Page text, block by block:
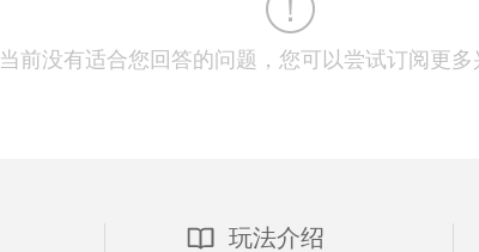
当前没有适合您回答的问题，您可以尝试订阅更多
玩法介绍